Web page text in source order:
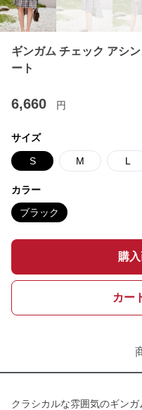
ギンガム チェック アシ
ート
6,660 円
サイズ
S M L
カラー
ブラック
購
カー
クラシカルな雰囲気のギン